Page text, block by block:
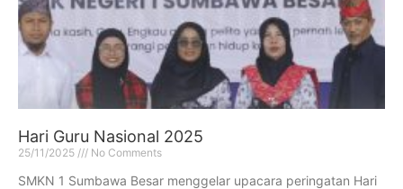
Hari Guru Nasional 2025
25/11/2025 No Comments
SMKN 1 Sumbawa Besar menggelar upacara peringatan Hari